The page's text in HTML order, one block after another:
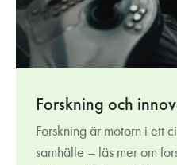
Forskning och
Forskning är motorn i ett
samhälle – läs mer om